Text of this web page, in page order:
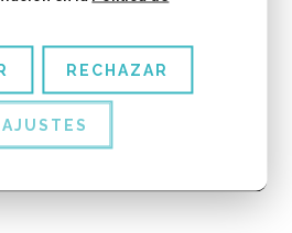
Ya lo hemos
te dejamos el teléfono
933 198 732
RESPONDER
RECHAZAR
AJUSTES